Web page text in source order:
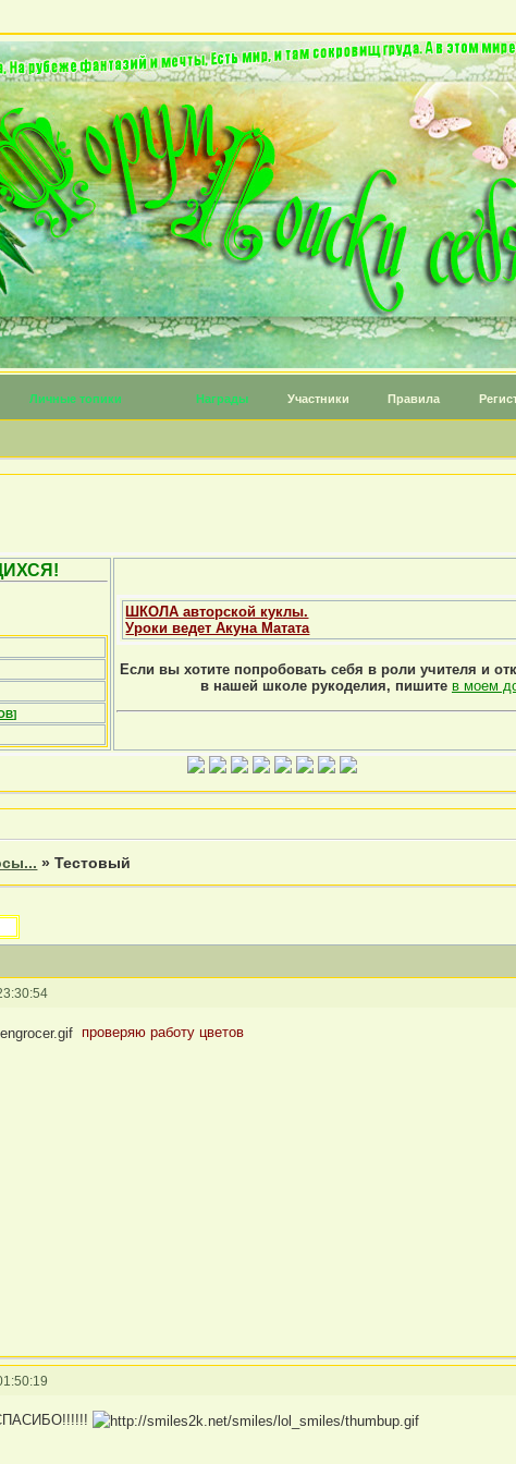
Личные топики Награды Участники Правила
ШКОЛА авторской куклы.
Уроки ведет Акуна Матата
Если вы хотите попробовать себя в роли учителя и
в нашей школе рукоделия, пишите в моем
»Тестовый
проверяю работу цветов